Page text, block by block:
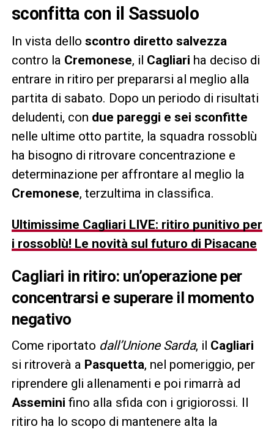
sconfitta con il Sassuolo
In vista dello scontro diretto salvezza
contro la Cremonese, il Cagliari ha deciso di
entrare in ritiro per prepararsi al meglio alla
partita di sabato. Dopo un periodo di risultati
deludenti, con due pareggi e sei sconfitte
nelle ultime otto partite, la squadra rossoblù
ha bisogno di ritrovare concentrazione e
determinazione per affrontare al meglio la
Cremonese, terzultima in classifica.
Ultimissime Cagliari LIVE: ritiro punitivo per
i rossoblù! Le novità sul futuro di Pisacane
Cagliari in ritiro: un’operazione per
concentrarsi e superare il momento
negativo
Come riportato dall’Unione Sarda, il Cagliari
si ritroverà a Pasquetta, nel pomeriggio, per
riprendere gli allenamenti e poi rimarrà ad
Assemini fino alla sfida con i grigiorossi. Il
ritiro ha lo scopo di mantenere alta la